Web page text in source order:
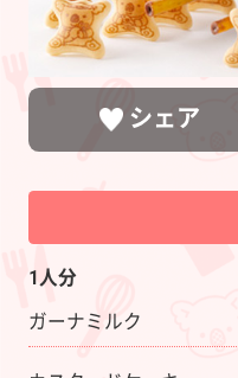
シェア
1人分
ガーナミルク